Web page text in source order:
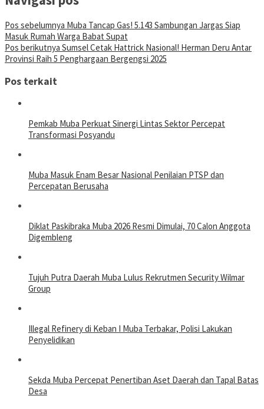
Pos sebelumnya Muba Tancap Gas! 5.143 Sambungan Jargas Siap
Masuk Rumah Warga Babat Supat
Pos berikutnya Sumsel Cetak Hattrick Nasional! Herman Deru Antar
Provinsi Raih 5 Penghargaan Bergengsi 2025
Pos terkait
Pemkab Muba Perkuat Sinergi Lintas Sektor Percepat
Transformasi Posyandu
Muba Masuk Enam Besar Nasional Penilaian PTSP dan
Percepatan Berusaha
Diklat Paskibraka Muba 2026 Resmi Dimulai, 70 Calon Anggota
Digembleng
Tujuh Putra Daerah Muba Lulus Rekrutmen Security Wilmar
Group
Illegal Refinery di Keban I Muba Terbakar, Polisi Lakukan
Penyelidikan
Sekda Muba Percepat Penertiban Aset Daerah dan Tapal Batas
Desa